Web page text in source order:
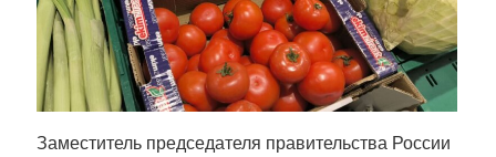
Заместитель председателя правительства России